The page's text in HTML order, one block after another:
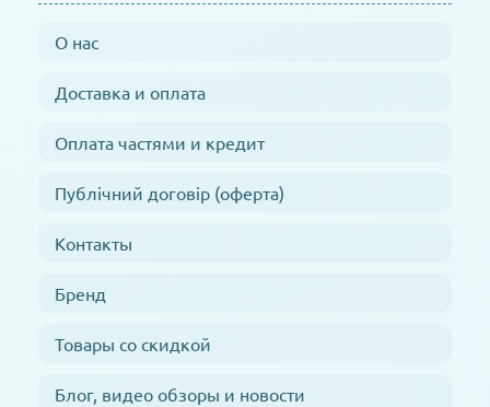
О нас
Доставка и оплата
Оплата частями и кредит
Публічний договір (оферта)
Контакты
Бренд
Товары со скидкой
Блог, видео обзоры и новости